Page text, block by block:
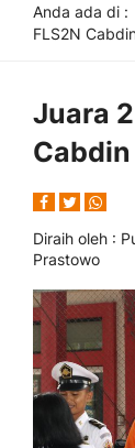
Anda ada di :
FLS2N
Juara
Diraih oleh :
Prastowo